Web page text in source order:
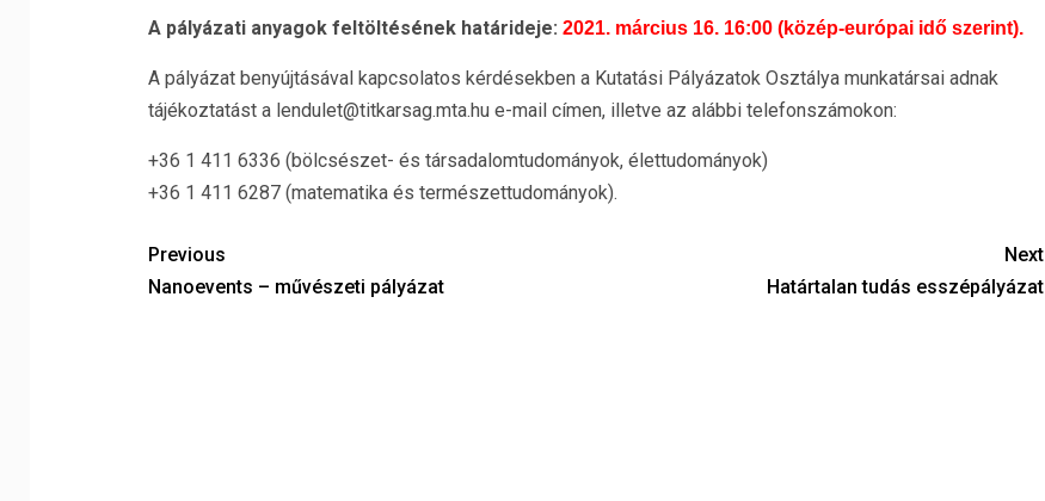
A pályázati anyagok feltöltésének határideje: 2021. március 16. 16:00 (közép-európai idő szerint).
A pályázat benyújtásával kapcsolatos kérdésekben a Kutatási Pályázatok Osztálya munkatársai adnak
tájékoztatást a lendulet@titkarsag.mta.hu e-mail címen, illetve az alábbi telefonszámokon:
+36 1 411 6336 (bölcsészet- és társadalomtudományok, élettudományok)
+36 1 411 6287 (matematika és természettudományok).
Previous
Nanoevents – művészeti pályázat
Next
Határtalan tudás esszépályázat